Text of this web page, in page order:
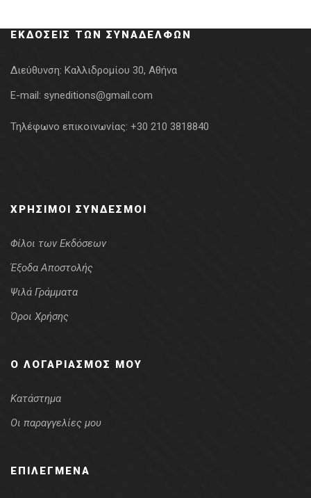
ΕΚΔΌΣΕΙΣ ΤΩΝ ΣΥΝΑΔΈΛΦΩΝ
Διεύθυνση: Καλλιδρομίου 30, Αθήνα
E-mail: syneditions@gmail.com
Τηλέφωνο επικοινωνίας: +30 210 3818840
ΧΡΉΣΙΜΟΙ ΣΎΝΔΕΣΜΟΙ
Φίλοι των Εκδόσεων
Έξοδα Αποστολής
Ψιλά Γράμματα
Όροι Χρήσης
Ο ΛΟΓΑΡΙΑΣΜΌΣ ΜΟΥ
Κατάστημα
Οι παραγγελίες μου
ΕΠΙΛΕΓΜΈΝΑ